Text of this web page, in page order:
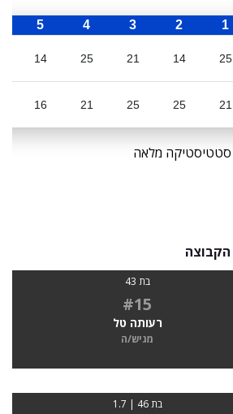
1
2
3
4
5
25
14
21
25
14
21
25
25
21
16
סטטיסטיקה מלאה
בת 43
#15
רעותה טל
מגיש/ה
בת 46 | 1.7